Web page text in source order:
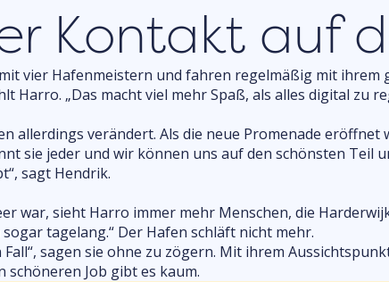
Kontakt auf
vier Hafenmeistern und fahren regelmäßig mit ihrem
Harro. „Das macht viel mehr Spaß, als alles digital zu
allerdings verändert. Als die neue Promenade
sie jeder und wir können uns auf den schönsten
sagt Hendrik.
war, sieht Harro immer mehr Menschen, die
tagelang.“ Der Hafen schläft nicht mehr.
sagen sie ohne zu zögern. Mit ihrem
schöneren Job gibt es kaum.